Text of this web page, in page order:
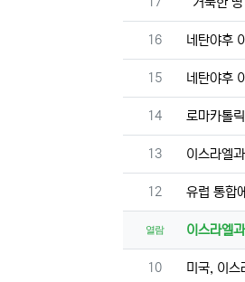
번호
16 네탄야후
번호
15 네탄야후
번호
14 로마카톨
번호
13 이스라엘
번호
12 유럽 통합
열람 이스라엘
번호
10 미국, 이